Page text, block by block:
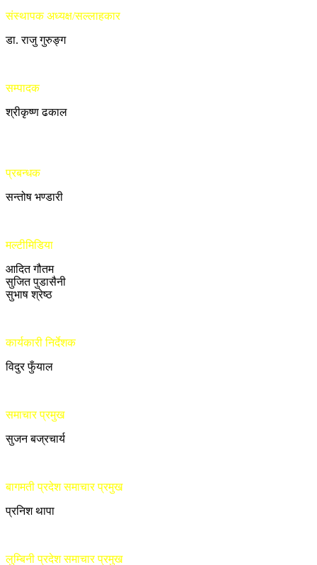
संस्थापक अध्यक्ष/सल्लाहकार
डा. राजु गुरुङ्ग
सम्पादक
श्रीकृष्ण ढकाल
प्रबन्धक
सन्तोष भण्डारी
मल्टीमिडिया
आदित गौतम
सुजित पुडासैनी
सुभाष श्रेष्ठ
कार्यकारी निर्देशक
विदुर फुँयाल
समाचार प्रमुख
सुजन बज्रचार्य
बागमती प्रदेश समाचार प्रमुख
प्रनिश थापा
लुम्बिनी प्रदेश समाचार प्रमुख